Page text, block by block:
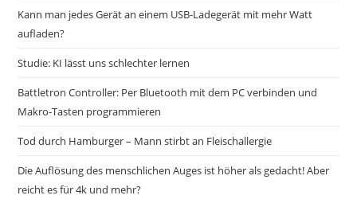
Kann man jedes Gerät an einem USB-Ladegerät mit mehr Watt
aufladen?
Studie: KI lässt uns schlechter lernen
Battletron Controller: Per Bluetooth mit dem PC verbinden und
Makro-Tasten programmieren
Tod durch Hamburger – Mann stirbt an Fleischallergie
Die Auflösung des menschlichen Auges ist höher als gedacht! Aber
reicht es für 4k und mehr?